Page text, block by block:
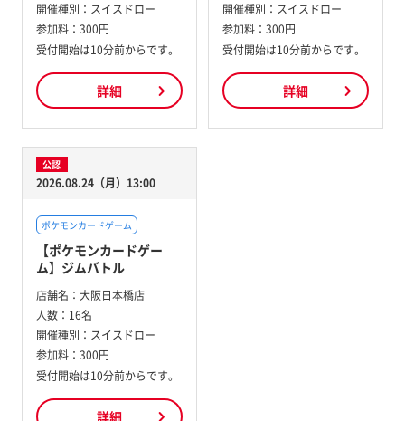
開催種別： スイスドロー
参加料： 300円
受付開始は10分前からです。
詳細
開催種別： スイスドロー
参加料： 300円
受付開始は10分前からです。
詳細
公認
2026.08.24（月）13:00
ポケモンカードゲーム
【ポケモンカードゲー
ム】ジムバトル
店舗名： 大阪日本橋店
人数： 16名
開催種別： スイスドロー
参加料： 300円
受付開始は10分前からです。
詳細